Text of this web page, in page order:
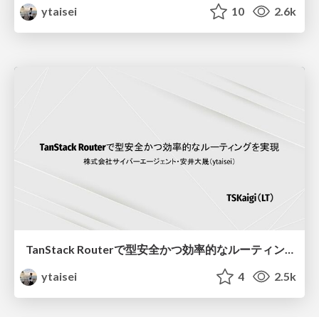
ytaisei 10 2.6k
ytaisei
4 2.5k